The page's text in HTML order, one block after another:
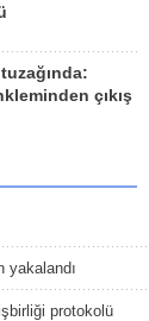
çıkış
yakalandı
protokolü